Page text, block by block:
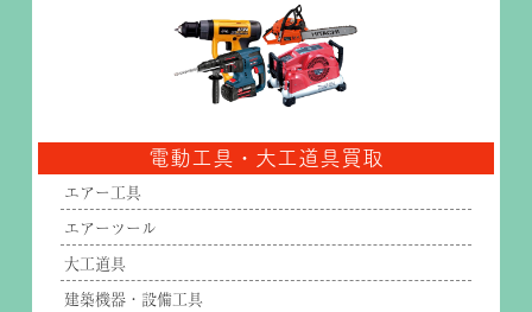
電動工具・大工道具買取
エアー工具
エアーツール
大工道具
建築機器・設備工具